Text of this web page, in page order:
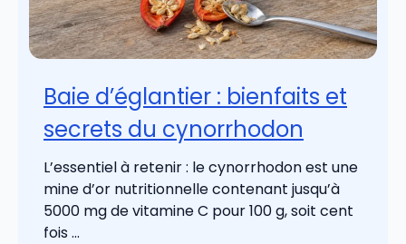
Baie d’églantier : bienfaits et
secrets du cynorrhodon
L’essentiel à retenir : le cynorrhodon est une
mine d’or nutritionnelle contenant jusqu’à
5000 mg de vitamine C pour 100 g, soit cent
fois ...